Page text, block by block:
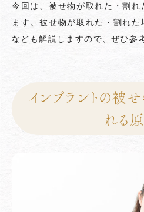
今回は、被せ物が取れた・割れ
ます。被せ物が取れた・割れ
なども解説しますので、ぜひ参
インプラントの被
れる